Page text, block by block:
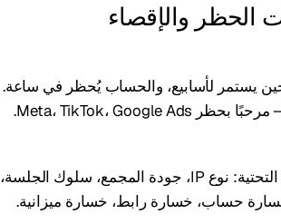
الحظر والإقصاء
يستمر لأسابيع، والحساب يُحظر في ساعة.
عناوين IP مكشوفة، تجميد، جلسات غير مستقرة — مرحبًا بحظر Meta، TikTok، Google Ads.
معظم المشاكل ليست في الإبداعات. بل في البنية التحتية: نوع IP، جودة المجمع، سلوك الجلسة،
حساب، خسارة رابط، خسارة ميزانية.